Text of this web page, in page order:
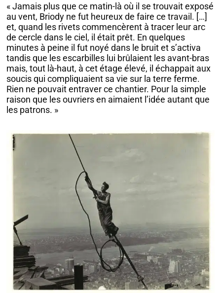
« Jamais plus que ce matin-là où il se trouvait exposé
au vent, Briody ne fut heureux de faire ce travail. […]
et, quand les rivets commencèrent à tracer leur arc
de cercle dans le ciel, il était prêt. En quelques
minutes à peine il fut noyé dans le bruit et s’activa
tandis que les escarbilles lui brûlaient les avant-bras
mais, tout là-haut, à cet étage élevé, il échappait aux
soucis qui compliquaient sa vie sur la terre ferme.
Rien ne pouvait entraver ce chantier. Pour la simple
raison que les ouvriers en aimaient l’idée autant que
les patrons. »